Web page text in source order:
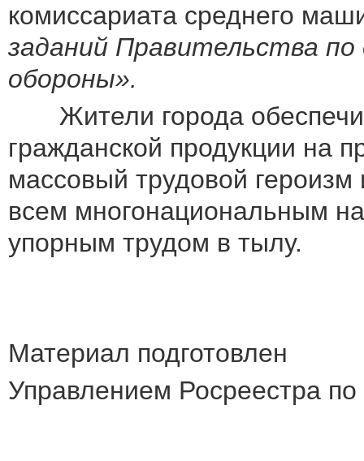
комиссариата среднего
заданий Правительства по
обороны».
Жители города
гражданской продукции на
массовый трудовой
всем многонациональным
упорным трудом в тылу.
Материал подготовлен
Управлением Росреестра